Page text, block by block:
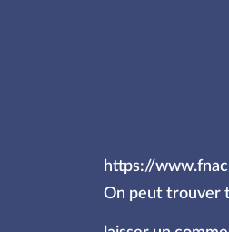
https://
On peut trouver